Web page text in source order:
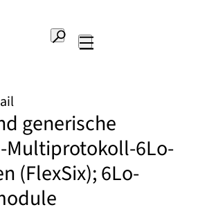
Suche
generische
Multiprotokoll-6Lo-
(FlexSix); 6Lo-